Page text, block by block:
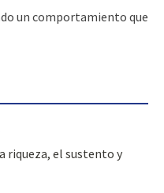
un comportamiento que
riqueza, el sustento y